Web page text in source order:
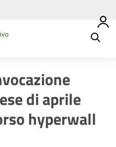
di aprile
hyperwall